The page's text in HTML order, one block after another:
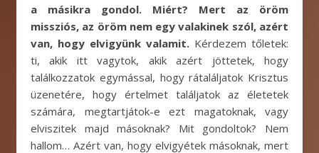
a másikra gondol. Miért? Mert az öröm
missziós, az öröm nem egy valakinek szól, azért
van, hogy elvigyünk valamit. Kérdezem tőletek:
ti, akik itt vagytok, akik azért jöttetek, hogy
találkozzatok egymással, hogy rátaláljatok Krisztus
üzenetére, hogy értelmet találjatok az életetek
számára, megtartjátok-e ezt magatoknak, vagy
elviszitek majd másoknak? Mit gondoltok? Nem
hallom… Azért van, hogy elvigyétek másoknak, mert